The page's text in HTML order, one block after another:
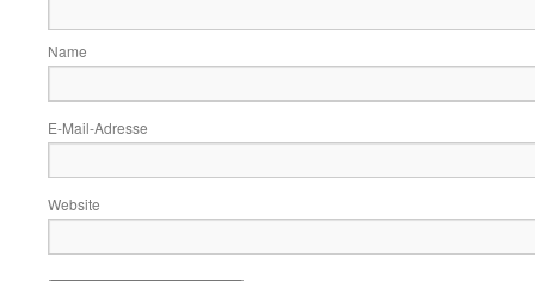
Name
E-Mail-Adresse
Website